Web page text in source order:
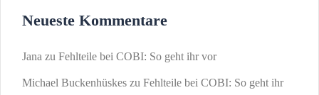
Neueste Kommentare
Jana zu Fehlteile bei COBI: So geht ihr vor
Michael Buckenhüskes zu Fehlteile bei COBI: So geht ihr